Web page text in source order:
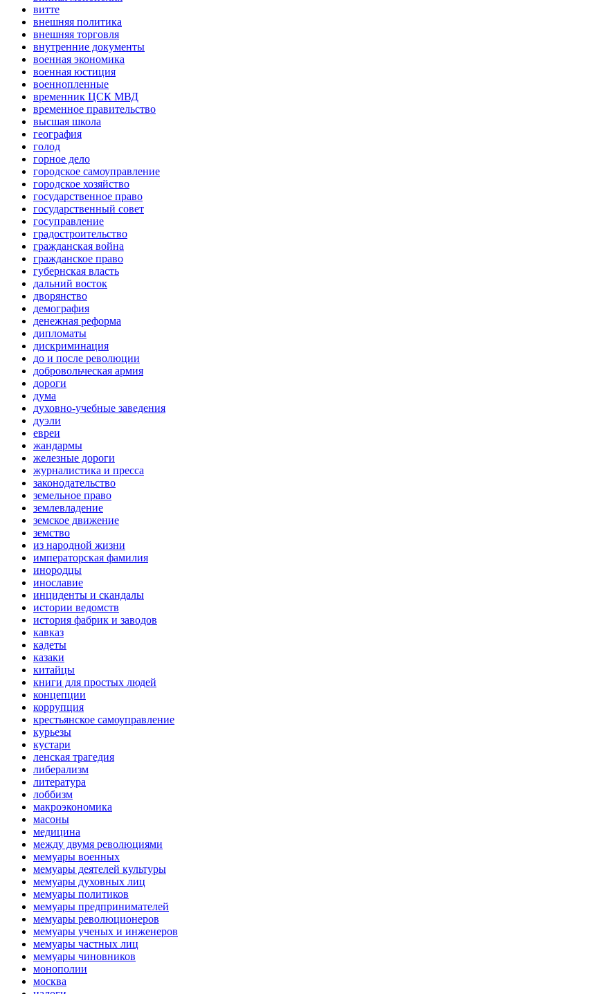
витте
внешняя политика
внешняя торговля
внутренние документы
военная экономика
военная юстиция
военнопленные
временник ЦСК МВД
временное правительство
высшая школа
география
голод
горное дело
городское самоуправление
городское хозяйство
государственное право
государственный совет
госуправление
градостроительство
гражданская война
гражданское право
губернская власть
дальний восток
дворянство
демография
денежная реформа
дипломаты
дискриминация
до и после революции
добровольческая армия
дороги
дума
духовно-учебные заведения
дуэли
евреи
жандармы
железные дороги
журналистика и пресса
законодательство
земельное право
землевладение
земское движение
земство
из народной жизни
императорская фамилия
инородцы
инославие
инциденты и скандалы
истории ведомств
история фабрик и заводов
кавказ
кадеты
казаки
китайцы
книги для простых людей
концепции
коррупция
крестьянское самоуправление
курьезы
кустари
ленская трагедия
либерализм
литература
лоббизм
макроэкономика
масоны
медицина
между двумя революциями
мемуары военных
мемуары деятелей культуры
мемуары духовных лиц
мемуары политиков
мемуары предпринимателей
мемуары революционеров
мемуары ученых и инженеров
мемуары частных лиц
мемуары чиновников
монополии
москва